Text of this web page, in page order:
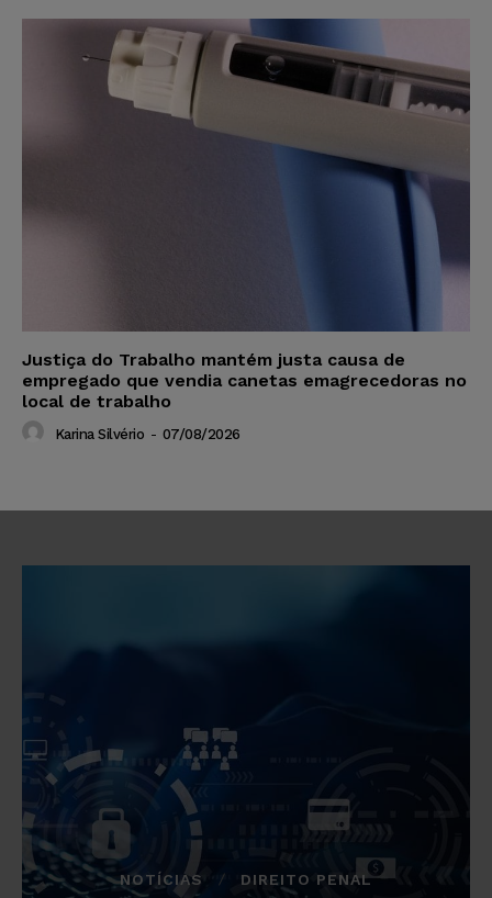
Justiça do Trabalho mantém justa causa de
empregado que vendia canetas emagrecedoras no
local de trabalho
Karina Silvério - 07/08/2026